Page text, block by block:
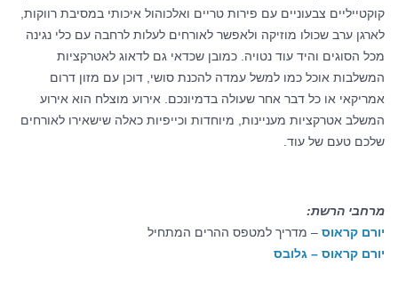
קוקטייליים צבעוניים עם פירות טריים ואלכוהול איכותי במסיבת רווקות,
לארגן ערב שכולו מוזיקה ולאפשר לאורחים לעלות לרחבה עם כלי נגינה
מכל הסוגים והיד עוד נטויה. כמובן שכדאי גם לדאוג לאטרקציות
המשלבות אוכל כמו למשל עמדה להכנת סושי, דוכן עם מזון דרום
אמריקאי או כל דבר אחר שעולה בדמיונכם. אירוע מוצלח הוא אירוע
המשלב אטרקציות מעניינות, מיוחדות וכייפיות כאלה שישאירו לאורחים
שלכם טעם של עוד.
מרחבי הרשת:
יורם קראוס – מדריך למטפס ההרים המתחיל
יורם קראוס – גלובס